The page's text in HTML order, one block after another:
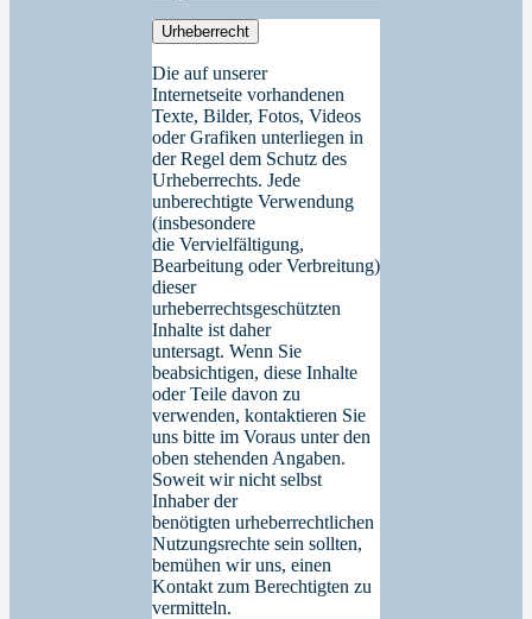
Urheberrecht
Die auf unserer
Internetseite vorhandenen
Texte, Bilder, Fotos, Videos
oder Grafiken unterliegen in
der Regel dem Schutz des
Urheberrechts. Jede
unberechtigte Verwendung
(insbesondere
die Vervielfältigung,
Bearbeitung oder Verbreitung)
dieser
urheberrechtsgeschützten
Inhalte ist daher
untersagt. Wenn Sie
beabsichtigen, diese Inhalte
oder Teile davon zu
verwenden, kontaktieren Sie
uns bitte im Voraus unter den
oben stehenden Angaben.
Soweit wir nicht selbst
Inhaber der
benötigten urheberrechtlichen
Nutzungsrechte sein sollten,
bemühen wir uns, einen
Kontakt zum Berechtigten zu
vermitteln.